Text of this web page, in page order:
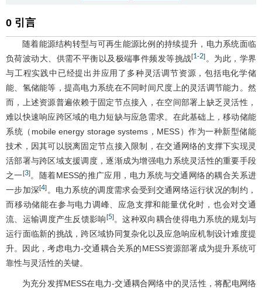
0 引言
随着能源结构转型与可再生能源比例的持续提升，电力系统面临
负荷波动大、供需不平衡以及极端事件频发等挑战[1-2] 。为此，学界
与工程实践中已经提出并应用了多种灵活调节资源，包括电化学储
能、氢储能等，提高电力系统在不同时间尺度上的灵活调节能力。然
而，上述资源普遍依赖于固定节点接入，在空间部署上缺乏灵活性，
难以快速响应跨区域的电力短缺与应急需求。在此基础上，移动储能
系统（mobile energy storage systems，MESS）作为一种新型储能
技术，因其可以脱离固定节点接入限制，在交通网络的支撑下实现灵
活部署与跨区域支援调度，逐渐成为增强电力系统灵活性的重要手段
之一[3]。随着MESS的推广应用，电力系统与交通网络的耦合关系进
一步加深[4] 。电力系统的调度需求会受到交通网络运行状况的制约，
而移动储能在参与电力调峰、应急支撑和能量优化时，也会对交通
流、运输调度产生反馈影响[5]。这种双向耦合使得电力系统的规划与
运行面临新的挑战，跨区域协同复杂化以及应急响应机制设计难度提
升。因此，考虑电力-交通耦合关系的MESS资源部署成为提升系统可
靠性与灵活性的关键。
为充分发挥MESS在电力-交通耦合网络中的灵活性，将配电网络